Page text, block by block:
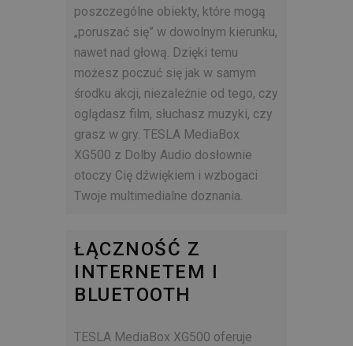
poszczególne obiekty, które mogą
„poruszać się” w dowolnym kierunku,
nawet nad głową. Dzięki temu
możesz poczuć się jak w samym
środku akcji, niezależnie od tego, czy
oglądasz film, słuchasz muzyki, czy
grasz w gry. TESLA MediaBox
XG500 z Dolby Audio dosłownie
otoczy Cię dźwiękiem i wzbogaci
Twoje multimedialne doznania.
ŁĄCZNOŚĆ Z
INTERNETEM I
BLUETOOTH
TESLA MediaBox XG500 oferuje